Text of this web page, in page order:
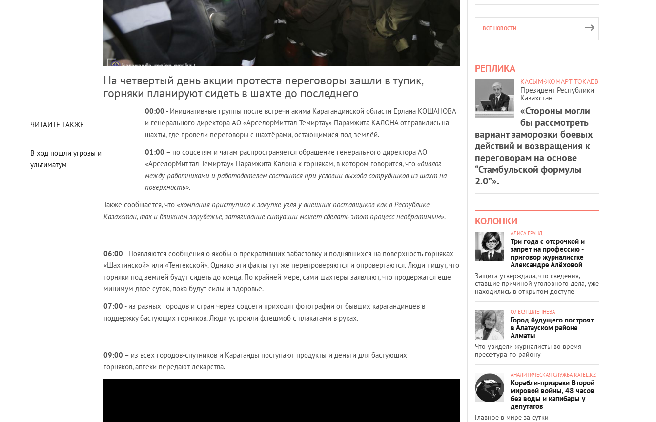
На четвертый день акции протеста переговоры зашли в тупик,
горняки планируют сидеть в шахте до последнего
ЧИТАЙТЕ ТАКЖЕ
В ход пошли угрозы и
ультиматум
00:00 - Инициативные группы после встречи акима Карагандинской области Ерлана КОШАНОВА
и генерального директора АО «АрселорМиттал Темиртау» Парамжита КАЛОНА отправились на
шахты, где провели переговоры с шахтёрами, остающимися под землёй.
01:00 – по соцсетям и чатам распространяется обращение генерального директора АО
«АрселорМиттал Темиртау» Парамжита Калона к горнякам, в котором говорится, что «диалог
между работниками и работодателем состоится при условии выхода сотрудников из шахт на
поверхность».
Также сообщается, что «компания приступила к закупке угля у внешних поставщиков как в Республике
Казахстан, так и ближнем зарубежье, затягивание ситуации может сделать этот процесс необратимым».
06:00 - Появляются сообщения о якобы о прекративших забастовку и поднявшихся на поверхность горняках
«Шахтинской» или «Тентекской». Однако эти факты тут же перепроверяются и опровергаются. Люди пишут, что
горняки под землей будут сидеть до конца. По крайней мере, сами шахтёры заявляют, что продержатся ещё
минимум двое суток, пока будут силы и здоровье.
07:00 - из разных городов и стран через соцсети приходят фотографии от бывших карагандинцев в
поддержку бастующих горняков. Люди устроили флешмоб с плакатами в руках.
09:00 – из всех городов-спутников и Караганды поступают продукты и деньги для бастующих
горняков, аптеки передают лекарства.
ВСЕ НОВОСТИ
РЕПЛИКА
КАСЫМ-ЖОМАРТ ТОКАЕВ
Президент Республики
Казахстан
«Стороны могли
бы рассмотреть
вариант заморозки боевых
действий и возвращения к
переговорам на основе
“Стамбульской формулы
2.0”».
КОЛОНКИ
АЛИСА ГРАНД
Три года с отсрочкой и
запрет на профессию -
приговор журналистке
Александре Алёховой
Защита утверждала, что сведения,
ставшие причиной уголовного дела, уже
находились в открытом доступе
ОЛЕСЯ ШЛЕПНЕВА
Город будущего построят
в Алатауском районе
Алматы
Что увидели журналисты во время
пресс-тура по району
АНАЛИТИЧЕСКАЯ СЛУЖБА RATEL.KZ
Корабли-призраки Второй
мировой войны, 48 часов
без воды и капибары у
депутатов
Главное в мире за сутки